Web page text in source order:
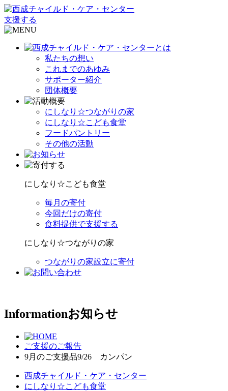
支援する
私たちの想い
これまでのあゆみ
サポーター紹介
団体概要
にしなり☆つながりの家
にしなり☆こども食堂
フードパントリー
その他の活動
にしなり☆こども食堂
毎月の寄付
今回だけの寄付
食料提供で支援する
にしなり☆つながりの家
つながりの家設立に寄付
Informationお知らせ
ご支援のご報告
9月のご支援品9/26 カンパン
西成チャイルド・ケア・センター
にしなり☆こども食堂